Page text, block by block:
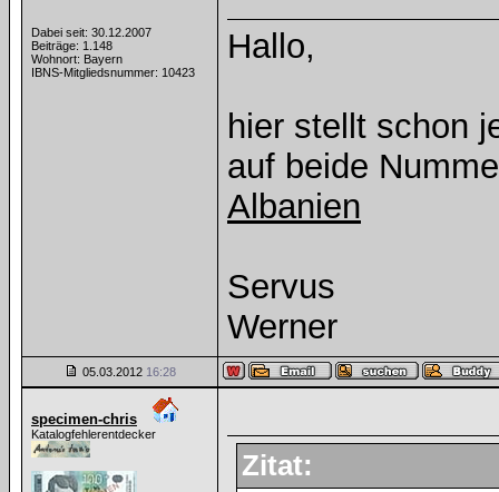
Dabei seit: 30.12.2007
Beiträge: 1.148
Wohnort: Bayern
IBNS-Mitgliedsnummer: 10423
Hallo,
hier stellt schon
auf beide
Albanien
Servus
Werner
05.03.2012 16:28
specimen-chris
Katalogfehlerentdecker
Zitat: